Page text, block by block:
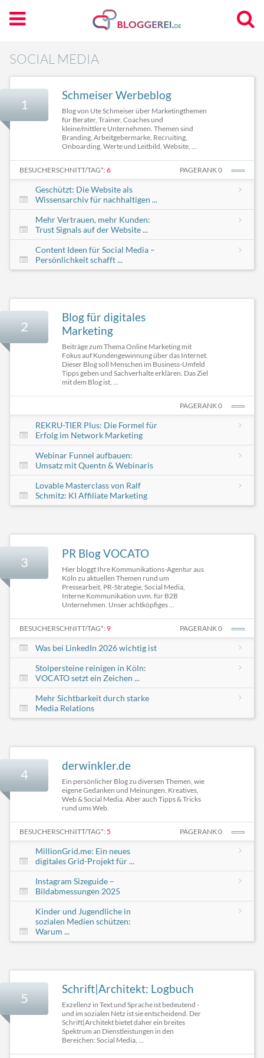
SOCIAL MEDIA
1
Schmeiser Werbeblog
Blog von Ute Schmeiser über Marketingthemen
für Berater, Trainer, Coaches und
kleine/mittlere Unternehmen. Themen sind
Branding, Arbeitgebermarke, Recruiting,
Onboarding, Werte und Leitbild, Website, ...
BESUCHERSCHNITT/TAG*: 6 PAGERANK 0
Geschützt: Die Website als
Wissensarchiv für nachhaltigen ...
Mehr Vertrauen, mehr Kunden:
Trust Signals auf der Website ...
Content Ideen für Social Media –
Persönlichkeit schafft ...
2
Blog für digitales
Marketing
Beiträge zum Thema Online Marketing mit
Fokus auf Kundengewinnung über das Internet.
Dieser Blog soll Menschen im Business-Umfeld
Tipps geben und Sachverhalte erklären. Das Ziel
mit dem Blog ist, ...
PAGERANK 0
REKRU-TIER Plus: Die Formel für
Erfolg im Network Marketing
Webinar Funnel aufbauen:
Umsatz mit Quentn & Webinaris
Lovable Masterclass von Ralf
Schmitz: KI Affiliate Marketing
3
PR Blog VOCATO
Hier bloggt Ihre Kommunikations-Agentur aus
Köln zu aktuellen Themen rund um
Pressearbeit, PR-Strategie, Social Media,
Interne Kommunikation uvm. für B2B
Unternehmen. Unser achtköpfiges ...
BESUCHERSCHNITT/TAG*: 9 PAGERANK 0
Was bei LinkedIn 2026 wichtig ist
Stolpersteine reinigen in Köln:
VOCATO setzt ein Zeichen ...
Mehr Sichtbarkeit durch starke
Media Relations
4
derwinkler.de
Ein persönlicher Blog zu diversen Themen, wie
eigene Gedanken und Meinungen, Kreatives,
Web & Social Media. Aber auch Tipps & Tricks
rund ums Web.
BESUCHERSCHNITT/TAG*: 5 PAGERANK 0
MillionGrid.me: Ein neues
digitales Grid-Projekt für ...
Instagram Sizeguide –
Bildabmessungen 2025
Kinder und Jugendliche in
sozialen Medien schützen:
Warum ...
5
Schrift|Architekt: Logbuch
Exzellenz in Text und Sprache ist bedeutend -
und im sozialen Netz ist sie entscheidend. Der
Schrift|Architekt bietet daher ein breites
Spektrum an Dienstleistungen in den
Bereichen: Social Media, ...